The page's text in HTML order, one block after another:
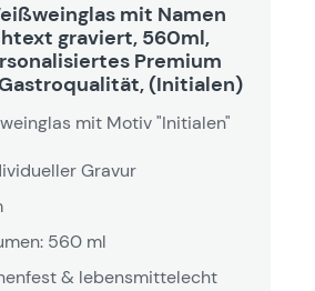
mit Namen
graviert, 560ml,
Premium
(Initialen)
mit Motiv "Initialen"
Gravur
560 ml
& lebensmittelecht